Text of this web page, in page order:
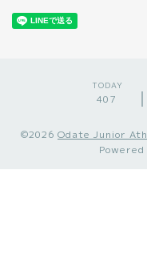
TODAY
407
©2026 Odate Junior
Powered